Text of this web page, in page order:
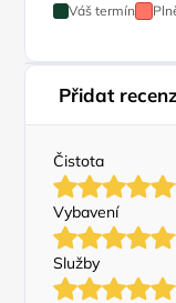
Váš termín
Přidat
Čistota
Vybavení
Služby